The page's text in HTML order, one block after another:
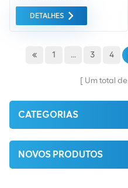
DETALHES
1 ... 3 4
Um total de
CATEGORIAS
NOVOS PRODUTOS